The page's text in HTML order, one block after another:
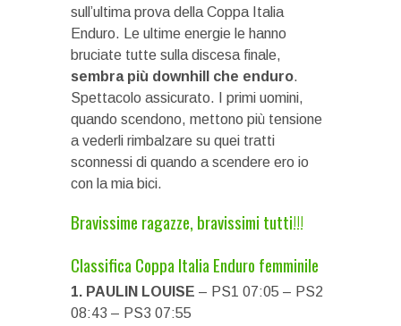
sull’ultima prova della Coppa Italia
Enduro. Le ultime energie le hanno
bruciate tutte sulla discesa finale,
sembra più downhill che enduro.
Spettacolo assicurato. I primi uomini,
quando scendono, mettono più tensione
a vederli rimbalzare su quei tratti
sconnessi di quando a scendere ero io
con la mia bici.
Bravissime ragazze, bravissimi tutti!!!
Classifica Coppa Italia Enduro femminile
1. PAULIN LOUISE – PS1 07:05 – PS2
08:43 – PS3 07:55